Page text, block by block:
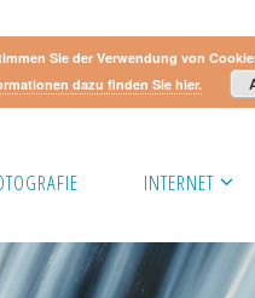
INTERNET
Sie der Verwendung von
dazu finden Sie hier.